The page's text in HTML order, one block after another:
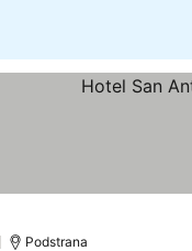
Podstrana